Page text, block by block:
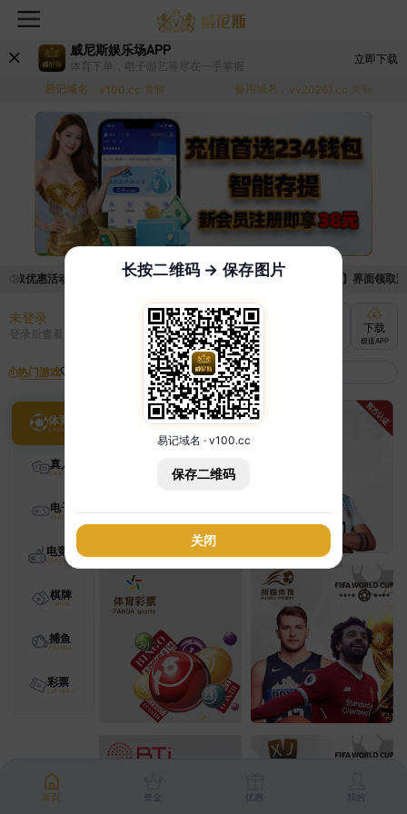
威尼斯娱乐场APP
体育下单，电子游艺等尽在一手掌握
立即下载
易记域名： v100.cc 复制 备用域名： vv20261.cc 复制
取优惠活动的手续麻烦，已新增优惠系统，现在可以前往【福利中心】界面领取
未登录
登录后查看 充值
快速到账
下载
极速APP
热门游戏
体育
真人
电子
电竞
棋牌
捕鱼
彩票
首页 资金 优惠 我的
长按二维码 → 保存图片
易记域名 · v100.cc
保存二维码
关闭